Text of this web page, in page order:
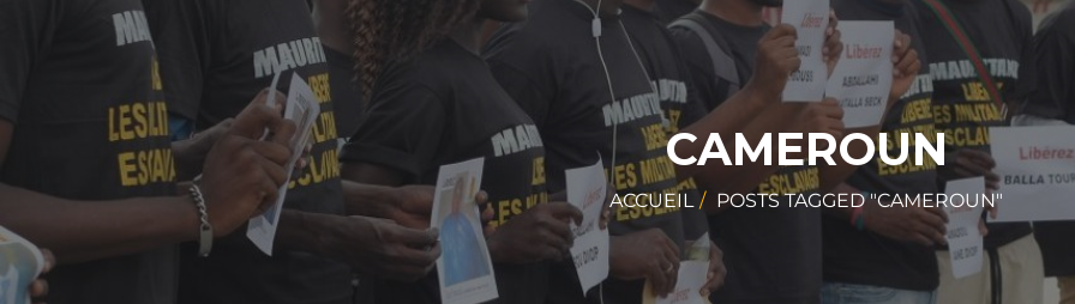
CAMEROUN
ACCUEIL POSTS TAGGED "CAMEROUN"